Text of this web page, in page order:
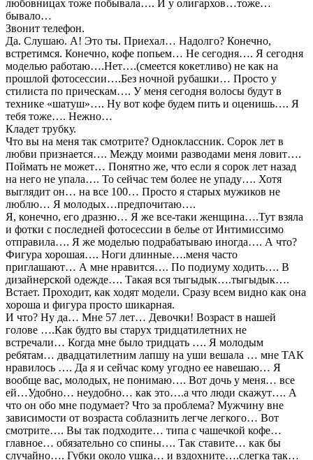
любовницах тоже побывала…. И у олигархов…тоже…
бывало…
Звонит телефон.
Да. Слушаю. А! Это ты. Приехал… Надолго? Конечно,
встретимся. Конечно, кофе попьем… Не сегодня…. Я сегодня
моделью работаю….Нет….(смеется кокетливо) не как на
прошлой фотосессии….Без ночной рубашки… Просто у
стилиста по прическам…. У меня сегодня волосы будут в
технике «шатуш»…. Ну вот кофе будем пить и оценишь…. Я
тебя тоже…. Нежно…
Кладет трубку.
Что вы на меня так смотрите? Одноклассник. Сорок лет в
любви признается…. Между моими разводами меня ловит….
Поймать не может… Понятно же, что если я сорок лет назад
на него не упала…. То сейчас тем более не упаду…. Хотя
выглядит он… на все 100… Просто я старых мужиков не
люблю… Я молодых…предпочитаю….
Я, конечно, его дразню… Я же все-таки женщина….Тут взяла
и фотки с последней фотосессии в белье от Интимиссимо
отправила…. Я же моделью подрабатываю иногда…. А что?
Фигура хорошая…. Ноги длинные….меня часто
приглашают… А мне нравится…. По подиуму ходить…. В
дизайнерской одежде…. Такая вся тыгыдык….тыгыдык….
Встает. Проходит, как ходят модели. Сразу всем видно как она
хороша и фигура просто шикарная.
И что? Ну да… Мне 57 лет… Девочки! Возраст в нашей
голове ….Как будто вы старух тридцатилетних не
встречали… Когда мне было тридцать …. Я молодым
ребятам… двадцатилетним лапшу на уши вешала … мне ТАК
нравилось …. Да я и сейчас кому угодно ее навешаю… Я
вообще вас, молодых, не понимаю…. Вот дочь у меня… все
ей…Удобно… неудобно… как это….а что люди скажут…. А
что он обо мне подумает? Что за проблема? Мужчину вне
зависимости от возраста соблазнить легче легкого… Вот
смотрите…. Вы так подходите… типа с чашечкой кофе…
главное… обязательно со спины…. Так ставите… как бы
случайно…. Губки около ушка… и вздохните….слегка так…